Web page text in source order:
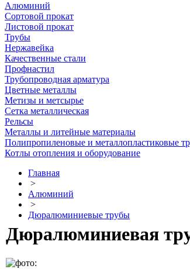
Алюминий
Сортовой прокат
Листовой прокат
Трубы
Нержавейка
Качественные стали
Профнастил
Трубопроводная арматура
Цветные металлы
Метизы и метсырье
Сетка металлическая
Рельсы
Металлы и литейные материалы
Полипропиленовые и металлопластиковые
Котлы отопления и оборудование
Главная
>
Алюминий
>
Дюралюминиевые трубы
Дюралюминиевая